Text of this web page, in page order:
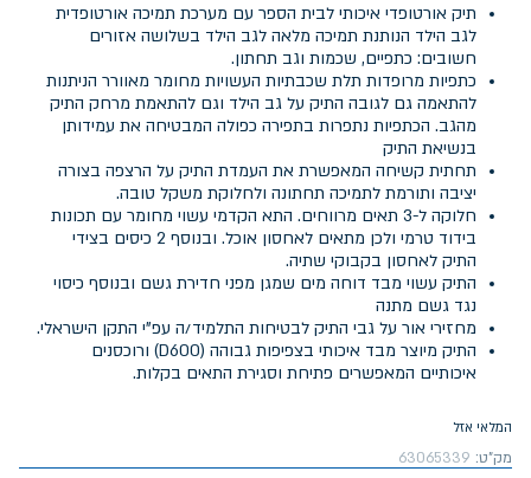
תיק אורטופדי איכותי לבית הספר עם מערכת תמיכה אורטופדית
לגב הילד הנותנת תמיכה מלאה לגב הילד בשלושה אזורים
חשובים: כתפיים, שכמות וגב תחתון.
כתפיות מרופדות תלת שכבתיות העשויות מחומר מאוורר הניתנות
להתאמה גם לגובה התיק על גב הילד וגם להתאמת מרחק התיק
מהגב. הכתפיות נתפרות בתפירה כפולה המבטיחה את עמידותן
בנשיאת התיק
תחתית קשיחה המאפשרת את העמדת התיק על הרצפה בצורה
יציבה ותורמת לתמיכה תחתונה ולחלוקת משקל טובה.
חלוקה ל-3 תאים מרווחים. התא הקדמי עשוי מחומר עם תכונות
בידוד טרמי ולכן מתאים לאחסון אוכל. ובנוסף 2 כיסים בצידי
התיק לאחסון בקבוקי שתיה.
התיק עשוי מבד דוחה מים שמגן מפני חדירת גשם ובנוסף כיסוי
נגד גשם מתנה
מחזירי אור על גבי התיק לבטיחות התלמיד/ה עפ"י התקן הישראלי.
התיק מיוצר מבד איכותי בצפיפות גבוהה (D600) ורוכסנים
איכותיים המאפשרים פתיחת וסגירת התאים בקלות.
המלאי אזל
מק"ט: 63065339